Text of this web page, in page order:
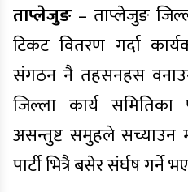
ताप्लेजुङ – ताप्लेजुङ
टिकट वितरण गर्दा
संगठन नै तहसनहस
जिल्ला कार्य
असन्तुष्ट समुहले सच्याउन
पार्टी भित्रै बसेर संर्घष गर्ने